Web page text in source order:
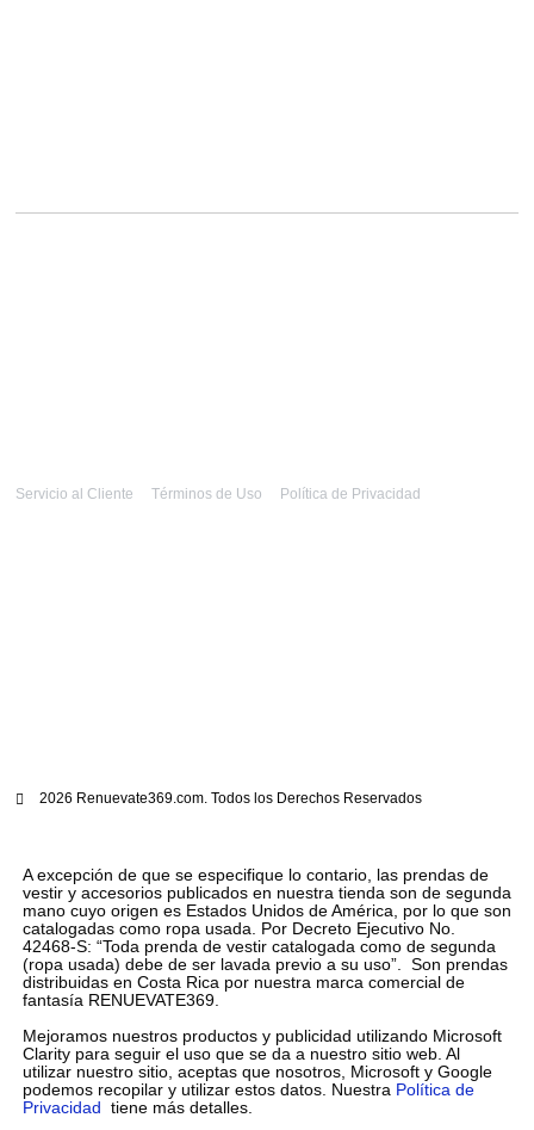
2026 Renuevate369.com. Todos los Derechos Reservados
Servicio al Cliente Términos de Uso Política de Privacidad
A excepción de que se especifique lo contario, las prendas de
vestir y accesorios publicados en nuestra tienda son de segunda
mano cuyo origen es Estados Unidos de América, por lo que son
catalogadas como ropa usada. Por Decreto Ejecutivo No.
42468-S: “Toda prenda de vestir catalogada como de segunda
(ropa usada) debe de ser lavada previo a su uso”. Son prendas
distribuidas en Costa Rica por nuestra marca comercial de
fantasía RENUEVATE369.
Mejoramos nuestros productos y publicidad utilizando Microsoft
Clarity para seguir el uso que se da a nuestro sitio web. Al
utilizar nuestro sitio, aceptas que nosotros, Microsoft y Google
podemos recopilar y utilizar estos datos. Nuestra Política de
Privacidad tiene más detalles.